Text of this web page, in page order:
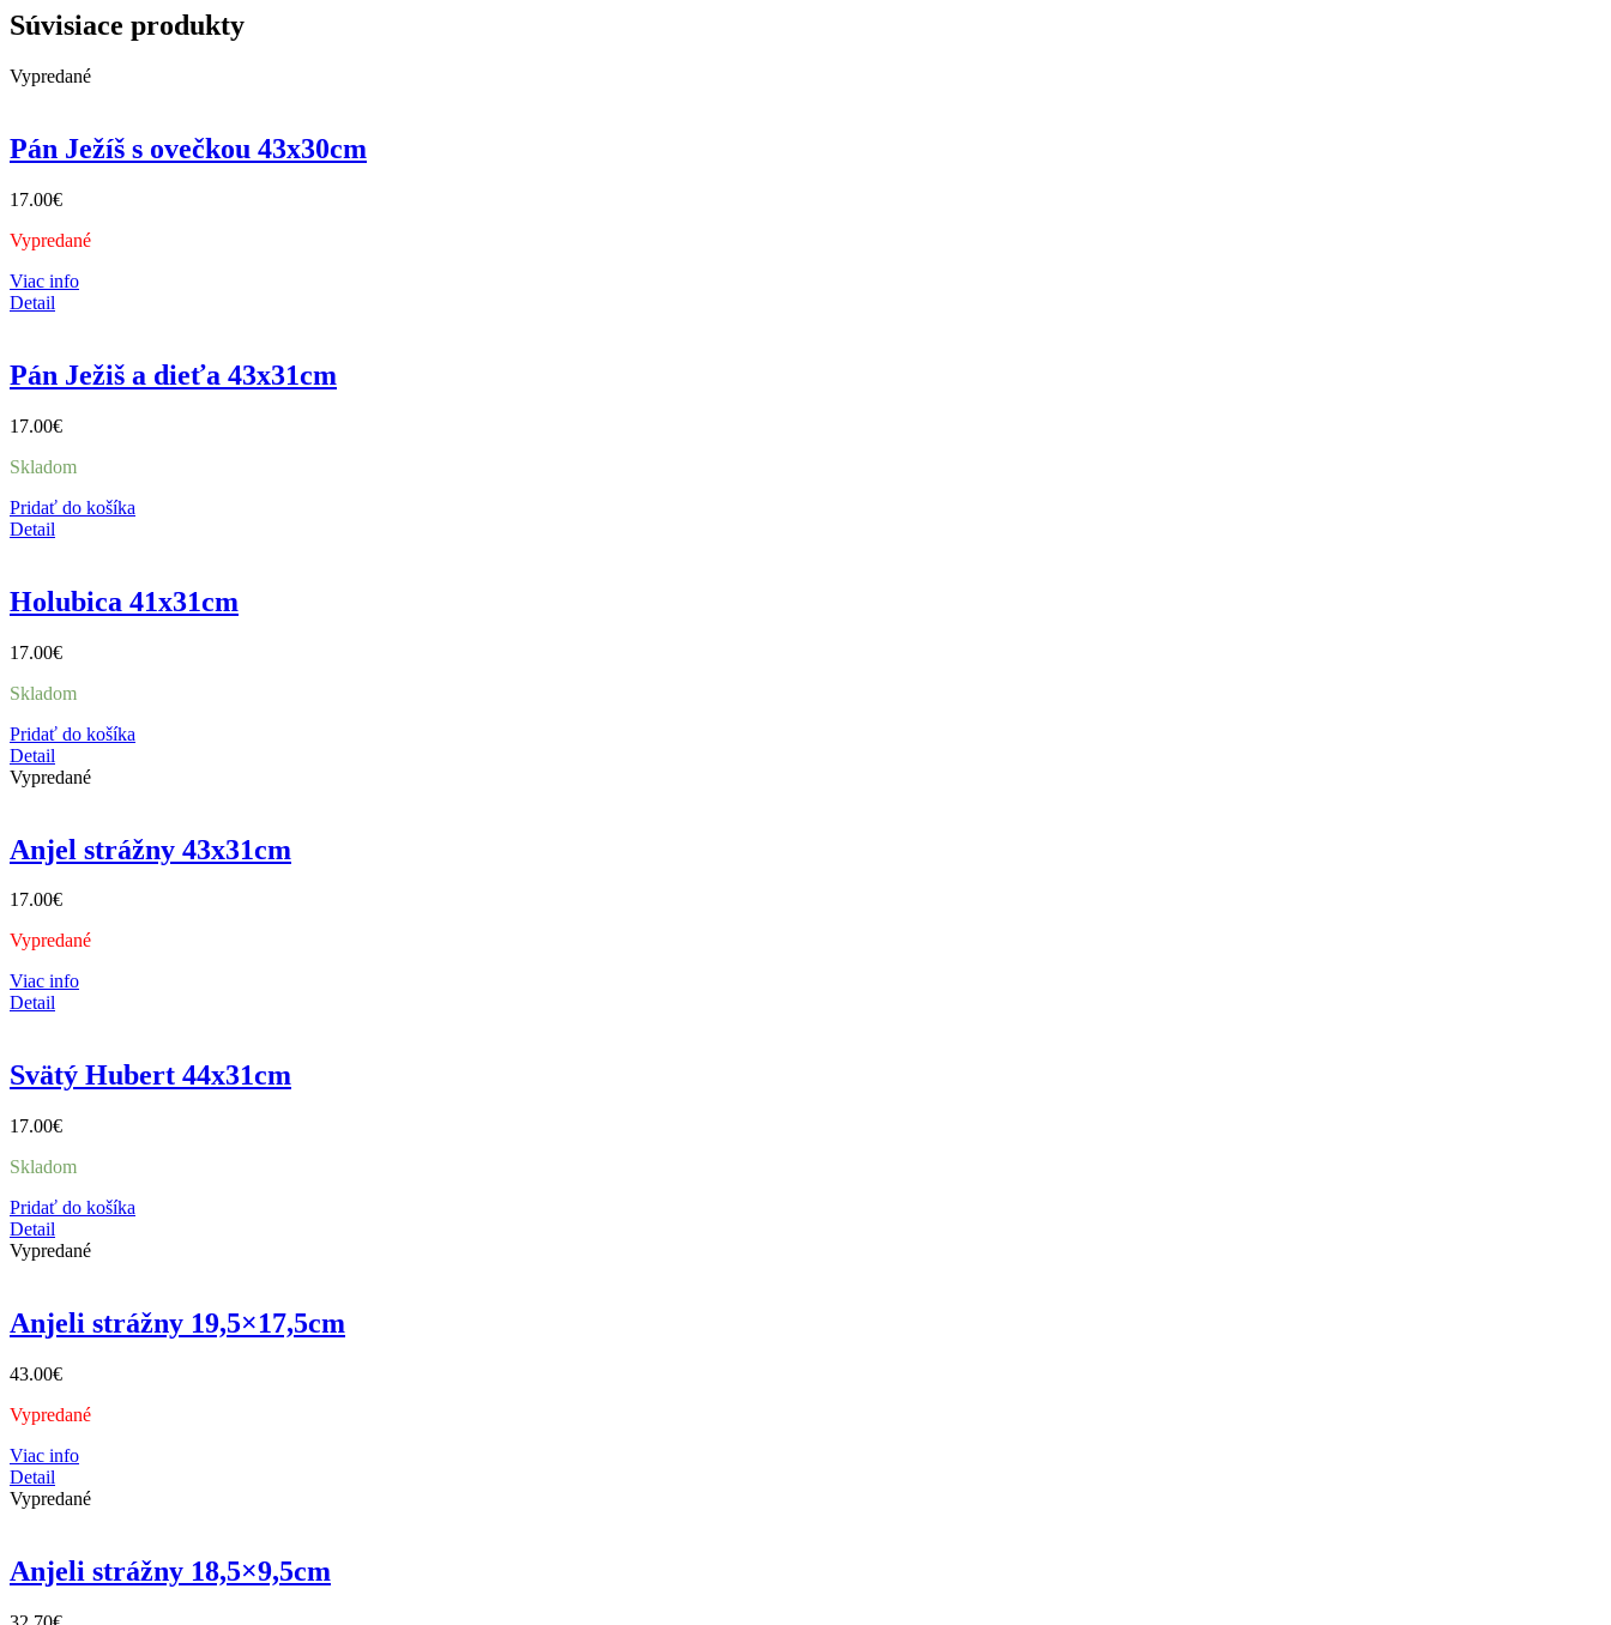
Súvisiace produkty
Vypredané
Pán Ježíš s ovečkou 43x30cm
17.00€
Vypredané
Viac info
Detail
Pán Ježiš a dieťa 43x31cm
17.00€
Skladom
Pridať do košíka
Detail
Holubica 41x31cm
17.00€
Skladom
Pridať do košíka
Detail
Vypredané
Anjel strážny 43x31cm
17.00€
Vypredané
Viac info
Detail
Svätý Hubert 44x31cm
17.00€
Skladom
Pridať do košíka
Detail
Vypredané
Anjeli strážny 19,5×17,5cm
43.00€
Vypredané
Viac info
Detail
Vypredané
Anjeli strážny 18,5×9,5cm